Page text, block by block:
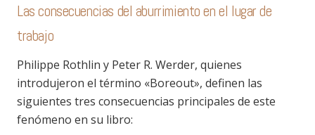
Las consecuencias del aburrimiento en el lugar de
trabajo
Philippe Rothlin y Peter R. Werder, quienes
introdujeron el término «Boreout», definen las
siguientes tres consecuencias principales de este
fenómeno en su libro: